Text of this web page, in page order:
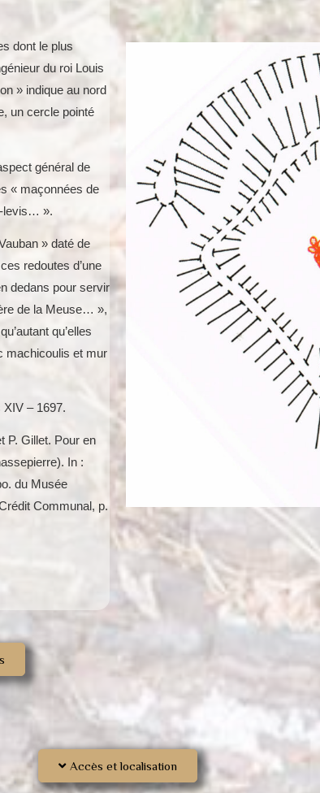
dont le plus
du roi Louis
» indique au nord
un cercle pointé
général de
« maçonnées de
levis… ».
» daté de
redoutes d’une
dedans pour servir
de la Meuse… »,
qu’elles
machicoulis et mur
XIV – 1697.
P. Gillet. Pour en
In :
du Musée
Communal, p.
Accès et localisation